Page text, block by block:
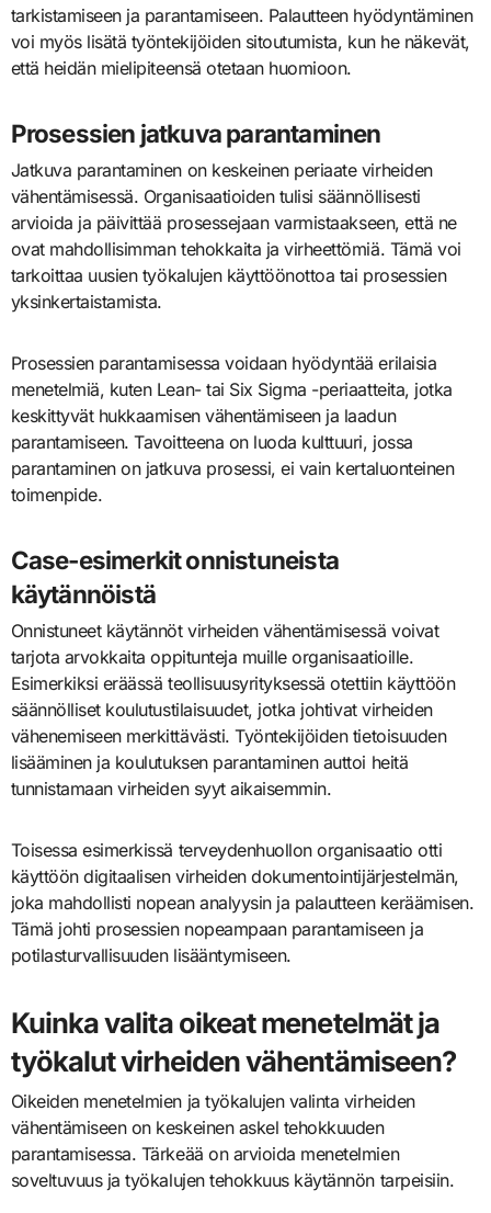
tarkistamiseen ja parantamiseen. Palautteen hyödyntäminen
voi myös lisätä työntekijöiden sitoutumista, kun he näkevät,
että heidän mielipiteensä otetaan huomioon.
Prosessien jatkuva parantaminen
Jatkuva parantaminen on keskeinen periaate virheiden
vähentämisessä. Organisaatioiden tulisi säännöllisesti
arvioida ja päivittää prosessejaan varmistaakseen, että ne
ovat mahdollisimman tehokkaita ja virheettömiä. Tämä voi
tarkoittaa uusien työkalujen käyttöönottoa tai prosessien
yksinkertaistamista.
Prosessien parantamisessa voidaan hyödyntää erilaisia
menetelmiä, kuten Lean- tai Six Sigma -periaatteita, jotka
keskittyvät hukkaamisen vähentämiseen ja laadun
parantamiseen. Tavoitteena on luoda kulttuuri, jossa
parantaminen on jatkuva prosessi, ei vain kertaluonteinen
toimenpide.
Case-esimerkit onnistuneista
käytännöistä
Onnistuneet käytännöt virheiden vähentämisessä voivat
tarjota arvokkaita oppitunteja muille organisaatioille.
Esimerkiksi eräässä teollisuusyrityksessä otettiin käyttöön
säännölliset koulutustilaisuudet, jotka johtivat virheiden
vähenemiseen merkittävästi. Työntekijöiden tietoisuuden
lisääminen ja koulutuksen parantaminen auttoi heitä
tunnistamaan virheiden syyt aikaisemmin.
Toisessa esimerkissä terveydenhuollon organisaatio otti
käyttöön digitaalisen virheiden dokumentointijärjestelmän,
joka mahdollisti nopean analyysin ja palautteen keräämisen.
Tämä johti prosessien nopeampaan parantamiseen ja
potilasturvallisuuden lisääntymiseen.
Kuinka valita oikeat menetelmät ja
työkalut virheiden vähentämiseen?
Oikeiden menetelmien ja työkalujen valinta virheiden
vähentämiseen on keskeinen askel tehokkuuden
parantamisessa. Tärkeää on arvioida menetelmien
soveltuvuus ja työkalujen tehokkuus käytännön tarpeisiin.